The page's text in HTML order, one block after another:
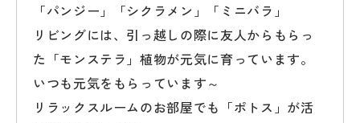
「パンジー」「シクラメン」「ミニバラ」
リビングには、引っ越しの際に友人からもらっ
た「モンステラ」植物が元気に育っています。
いつも元気をもらっています～
リラックスルームのお部屋でも「ポトス」が活